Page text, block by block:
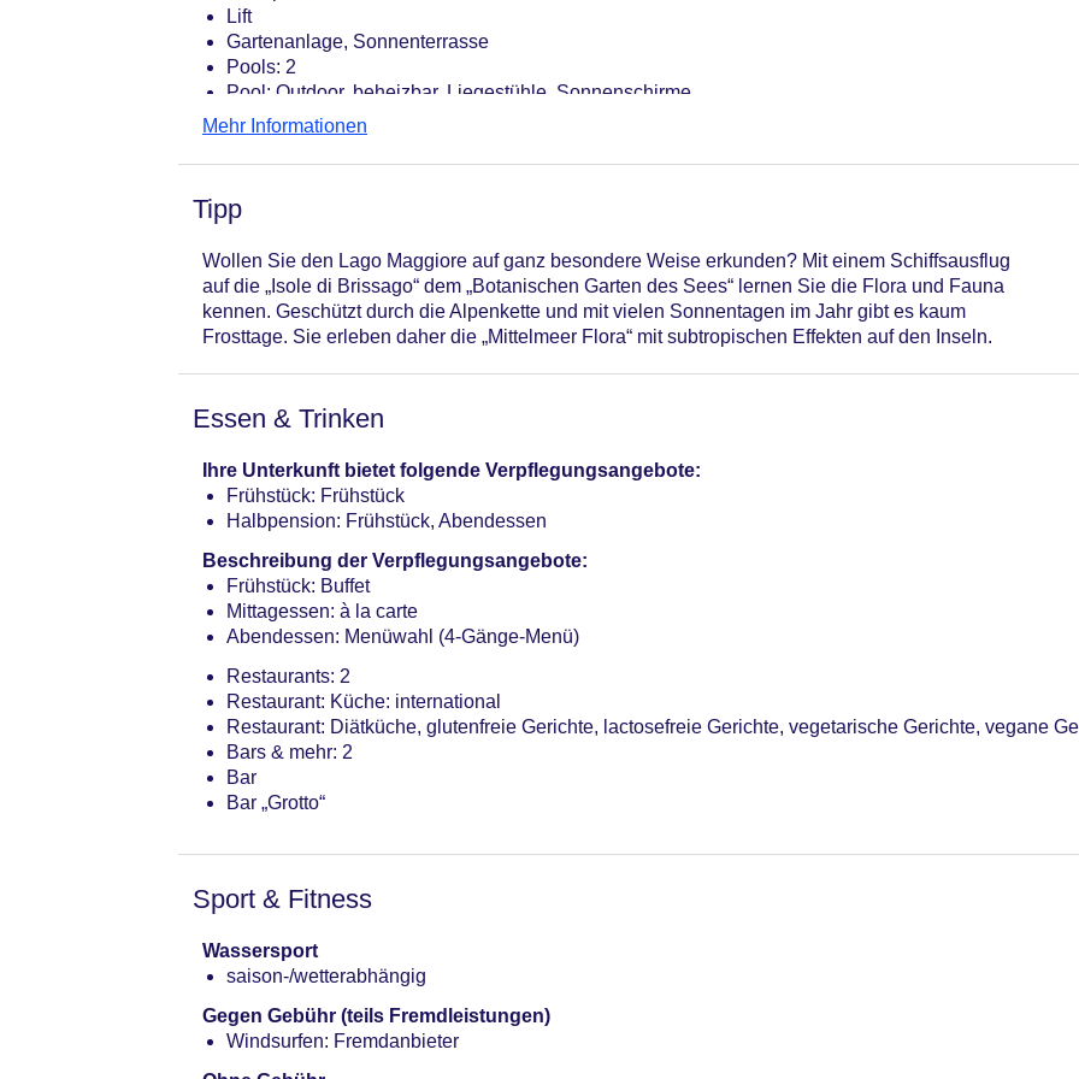
Lift
Gartenanlage, Sonnenterrasse
Pools: 2
Pool: Outdoor, beheizbar, Liegestühle, Sonnenschirme
Pool: Outdoor, beheizbar, Liegen, Liegestühle, Sonnenschirme
Badetücher
Internetterminal: ohne Gebühr
Haustier: Hund erlaubt: pro Tag ca. 14 EUR, Reservierung notwendig
Parkmöglichkeiten: Parkplatz (nach Verfügbarkeit), unbewacht: ohne Gebühr, Stellplätze, überdacht:
Gebäudeanzahl: 1, Etagen: 4, Zimmer: 67
Landeskategorie: 4 Sterne
Mehr Informationen
Tipp
Wollen Sie den Lago Maggiore auf ganz besondere Weise erkunden? Mit einem Schiffsausflug
auf die „Isole di Brissago“ dem „Botanischen Garten des Sees“ lernen Sie die Flora und Fauna
kennen. Geschützt durch die Alpenkette und mit vielen Sonnentagen im Jahr gibt es kaum
Frosttage. Sie erleben daher die „Mittelmeer Flora“ mit subtropischen Effekten auf den Inseln.
Essen & Trinken
Ihre Unterkunft bietet folgende Verpflegungsangebote:
Frühstück: Frühstück
Halbpension: Frühstück, Abendessen
Beschreibung der Verpflegungsangebote:
Frühstück: Buffet
Mittagessen: à la carte
Abendessen: Menüwahl (4-Gänge-Menü)
Restaurants: 2
Restaurant: Küche: international
Restaurant: Diätküche, glutenfreie Gerichte, lactosefreie Gerichte, vegetarische Gerichte, vegane
Bars & mehr: 2
Bar
Bar „Grotto“
Sport & Fitness
Wassersport
saison-/wetterabhängig
Gegen Gebühr (teils Fremdleistungen)
Windsurfen: Fremdanbieter